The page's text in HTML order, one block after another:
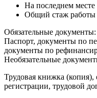
На последнем месте
Общий стаж работы
Обязательные документы:
Паспорт, документы по
документы по
Необязательные
Трудовая книжка (копия),
регистрации, трудовой